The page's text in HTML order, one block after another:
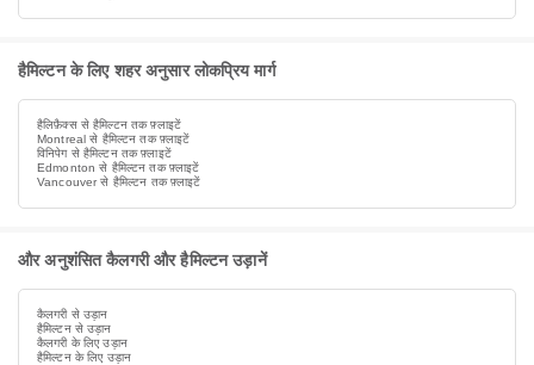
हैमिल्टन के लिए शहर अनुसार लोकप्रिय मार्ग
हैलिफ़ैक्स से हैमिल्टन तक फ़्लाइटें
Montreal से हैमिल्टन तक फ़्लाइटें
विनिपेग से हैमिल्टन तक फ़्लाइटें
Edmonton से हैमिल्टन तक फ़्लाइटें
Vancouver से हैमिल्टन तक फ़्लाइटें
और अनुशंसित कैलगरी और हैमिल्टन उड़ानें
कैलगरी से उड़ान
हैमिल्टन से उड़ान
कैलगरी के लिए उड़ान
हैमिल्टन के लिए उड़ान